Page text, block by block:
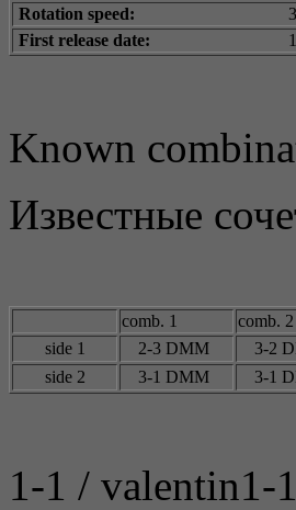
Rotation speed:
First release date:
Known
Известные
comb. 1
comb. 2
side 1
2-3 DMM
3-2
side 2
3-1 DMM 3-1
1-1 / valentin1-1